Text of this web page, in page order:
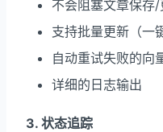
不会阻塞文章保存/
支持批量更新（一
自动重试失败的向
详细的日志输出
3. 状态追踪